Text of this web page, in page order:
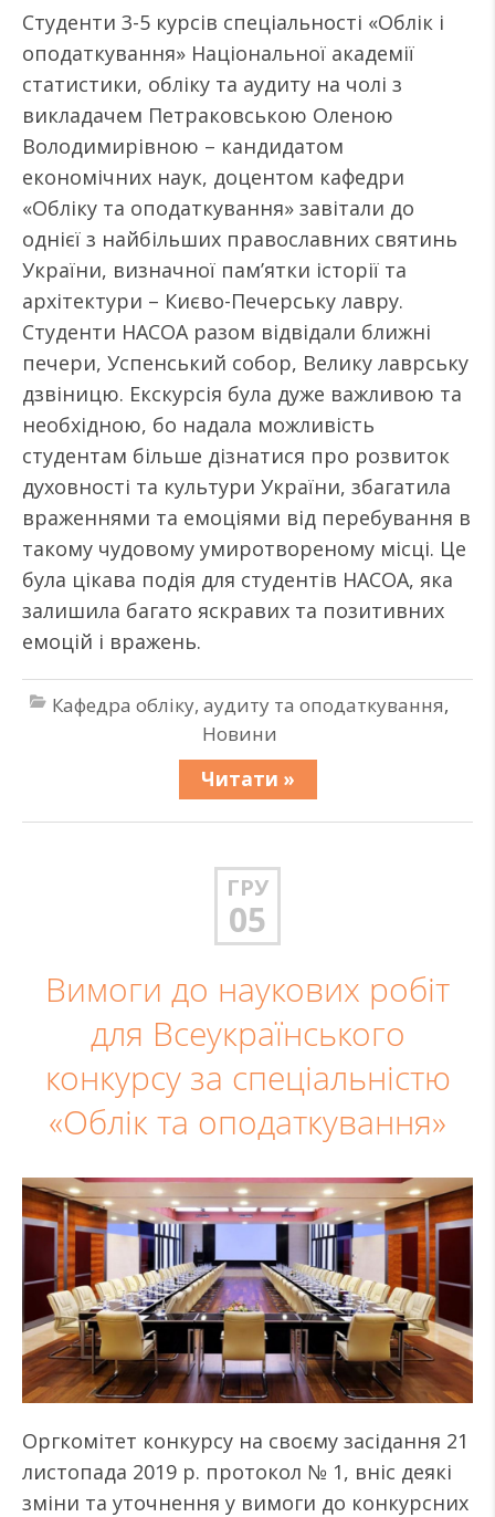
Студенти 3-5 курсів спеціальності «Облік і
оподаткування» Національної академії
статистики, обліку та аудиту на чолі з
викладачем Петраковською Оленою
Володимирівною – кандидатом
економічних наук, доцентом кафедри
«Обліку та оподаткування» завітали до
однієї з найбільших православних святинь
України, визначної пам’ятки історії та
архітектури – Києво-Печерську лавру.
Студенти НАСОА разом відвідали ближні
печери, Успенський собор, Велику лаврську
дзвіницю. Екскурсія була дуже важливою та
необхідною, бо надала можливість
студентам більше дізнатися про розвиток
духовності та культури України, збагатила
враженнями та емоціями від перебування в
такому чудовому умиротвореному місці. Це
була цікава подія для студентів НАСОА, яка
залишила багато яскравих та позитивних
емоцій і вражень.
Кафедра обліку, аудиту та оподаткування,
Новини
Читати »
ГРУ
05
Вимоги до наукових робіт
для Всеукраїнського
конкурсу за спеціальністю
«Облік та оподаткування»
Оргкомітет конкурсу на своєму засідання 21
листопада 2019 р. протокол № 1, вніс деякі
зміни та уточнення у вимоги до конкурсних